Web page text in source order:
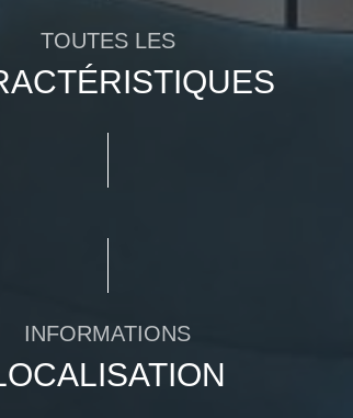
TOUTES LES
INFORMATIONS